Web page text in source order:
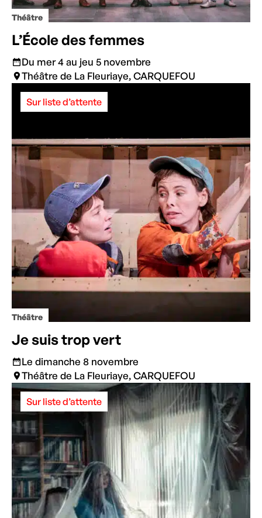
Théâtre
L’École des femmes
Du mer 4 au jeu 5 novembre
Théâtre de La Fleuriaye, CARQUEFOU
Théâtre
Sur liste d’attente
Je suis trop vert
Le dimanche 8 novembre
Théâtre de La Fleuriaye, CARQUEFOU
Sur liste d’attente